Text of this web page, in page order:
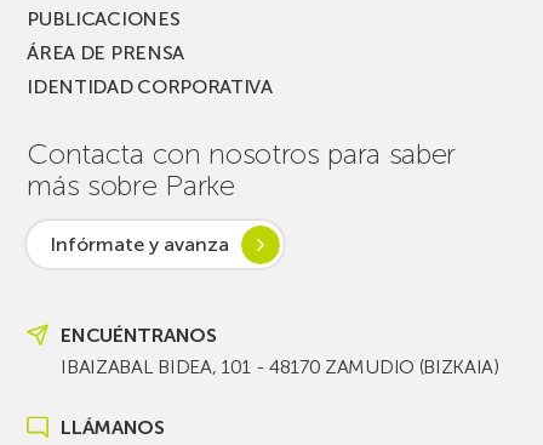
PUBLICACIONES
ÁREA DE PRENSA
IDENTIDAD CORPORATIVA
Contacta con nosotros para saber
más sobre Parke
Infórmate y avanza
ENCUÉNTRANOS
IBAIZABAL BIDEA, 101 - 48170 ZAMUDIO (BIZKAIA)
LLÁMANOS